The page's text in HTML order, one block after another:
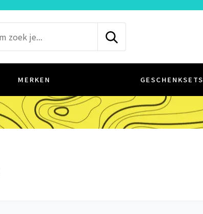
MERKEN GESCHENKSETS